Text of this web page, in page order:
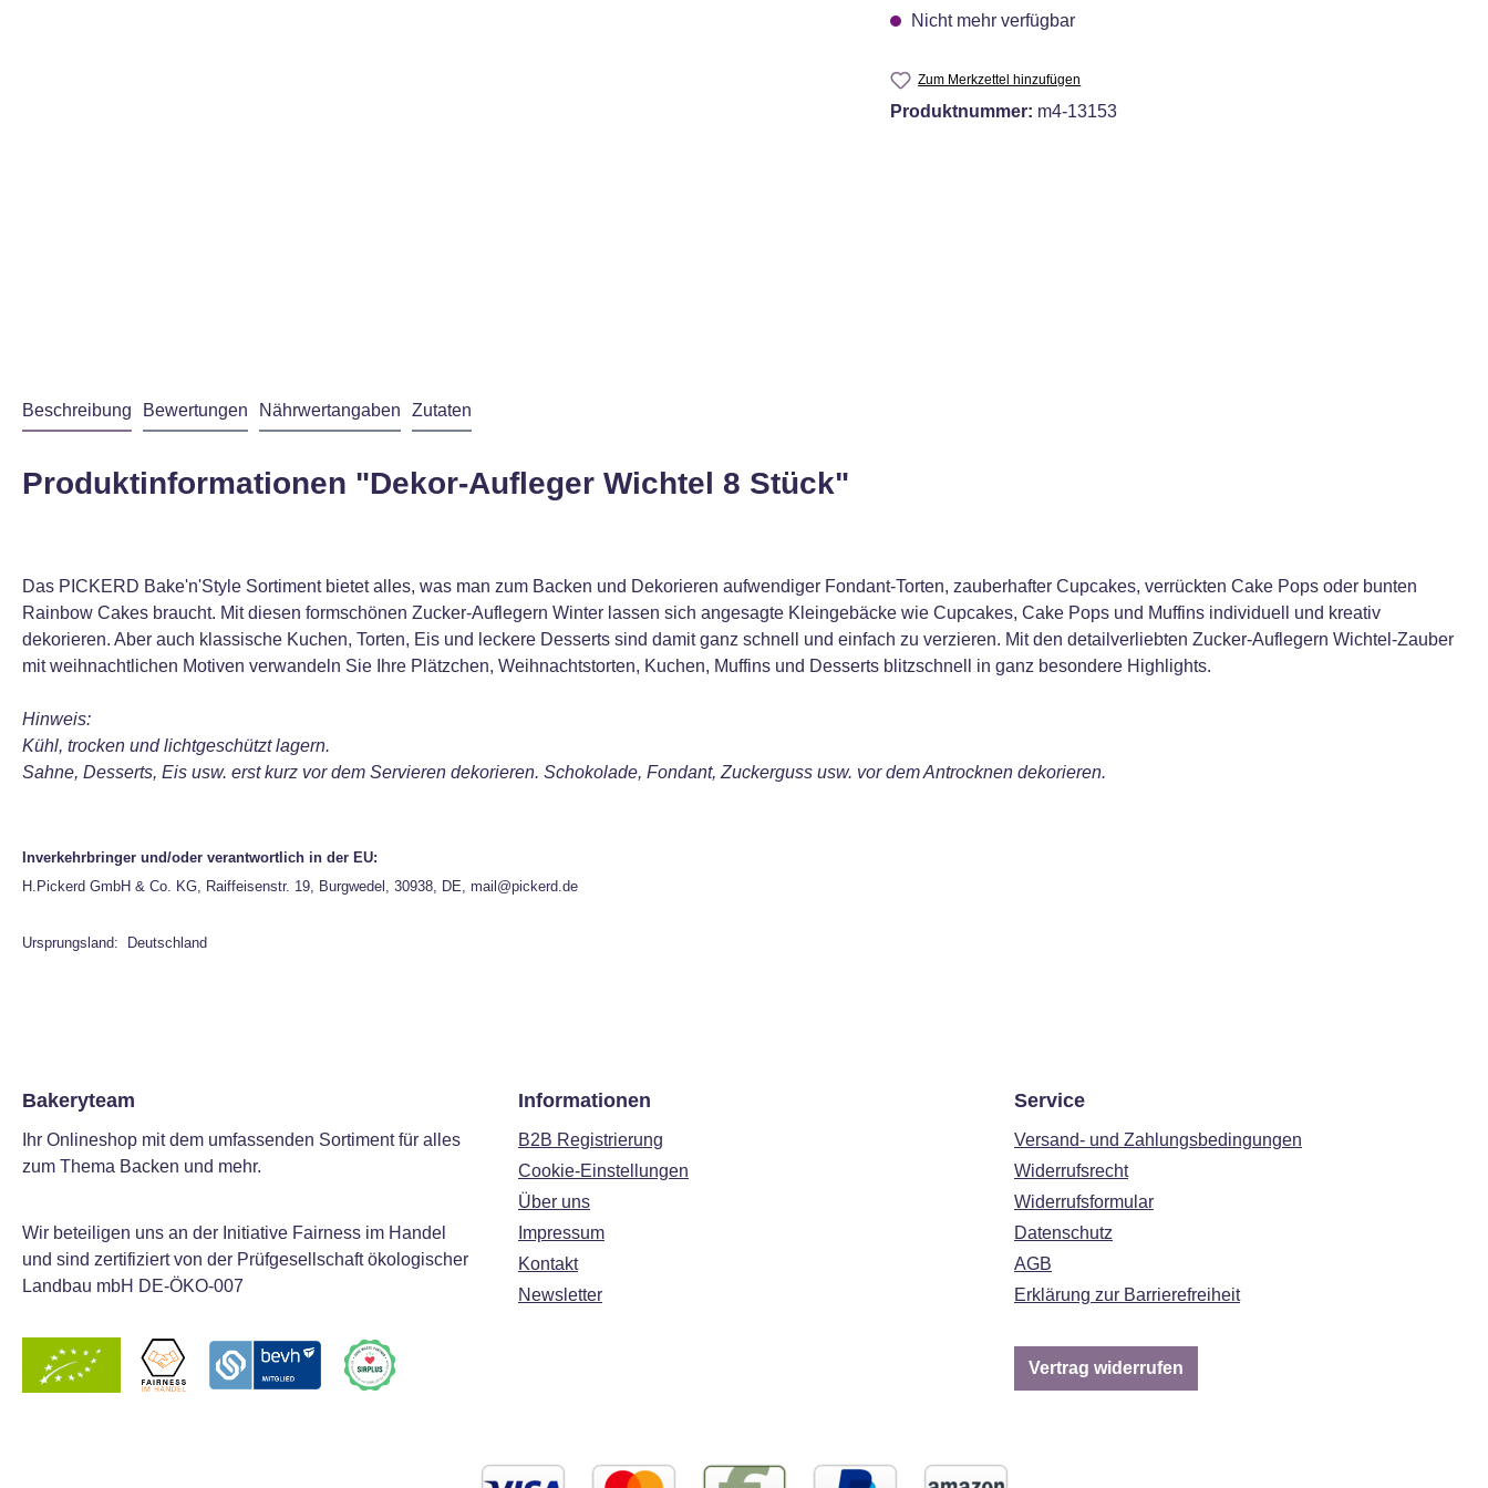
Nicht mehr verfügbar
Zum Merkzettel hinzufügen
Produktnummer: m4-13153
Beschreibung Bewertungen Nährwertangaben Zutaten
Produktinformationen "Dekor-Aufleger Wichtel 8 Stück"
Das PICKERD Bake'n'Style Sortiment bietet alles, was man zum Backen und Dekorieren aufwendiger Fondant-Torten, zauberhafter Cupcakes, verrückten Cake Pops oder bunten
Rainbow Cakes braucht. Mit diesen formschönen Zucker-Auflegern Winter lassen sich angesagte Kleingebäcke wie Cupcakes, Cake Pops und Muffins individuell und kreativ
dekorieren. Aber auch klassische Kuchen, Torten, Eis und leckere Desserts sind damit ganz schnell und einfach zu verzieren. Mit den detailverliebten Zucker-Auflegern Wichtel-Zauber
mit weihnachtlichen Motiven verwandeln Sie Ihre Plätzchen, Weihnachtstorten, Kuchen, Muffins und Desserts blitzschnell in ganz besondere Highlights.
Hinweis:
Kühl, trocken und lichtgeschützt lagern.
Sahne, Desserts, Eis usw. erst kurz vor dem Servieren dekorieren. Schokolade, Fondant, Zuckerguss usw. vor dem Antrocknen dekorieren.
Inverkehrbringer und/oder verantwortlich in der EU:
H.Pickerd GmbH & Co. KG, Raiffeisenstr. 19, Burgwedel, 30938, DE, mail@pickerd.de
Ursprungsland: Deutschland
Bakeryteam
Ihr Onlineshop mit dem umfassenden Sortiment für alles
zum Thema Backen und mehr.
Wir beteiligen uns an der Initiative Fairness im Handel
und sind zertifiziert von der Prüfgesellschaft ökologischer
Landbau mbH DE-ÖKO-007
Informationen
B2B Registrierung
Cookie-Einstellungen
Über uns
Impressum
Kontakt
Newsletter
Service
Versand- und Zahlungsbedingungen
Widerrufsrecht
Widerrufsformular
Datenschutz
AGB
Erklärung zur Barrierefreiheit
Vertrag widerrufen